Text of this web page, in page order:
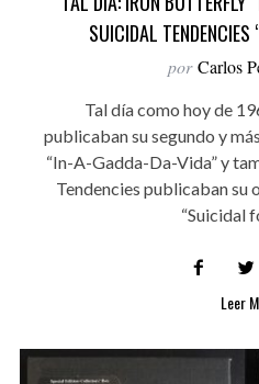
SUICIDAL
por Carlos
Tal día como hoy de
publicaban su segundo y
“In-A-Gadda-Da-Vida” y
Tendencies publicaban su
“Suicidal
Leer